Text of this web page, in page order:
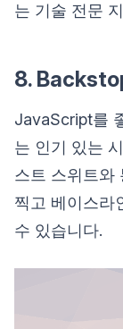
는 기술 전문
8.
JavaScript를
는 인기 있는
스트 스위트와
찍고 베이스라
수 있습니다.